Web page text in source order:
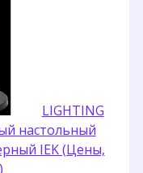
LIGHTING
настольный
IEK (Цены,